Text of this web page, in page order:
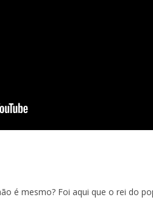
é mesmo? Foi aqui que o rei do